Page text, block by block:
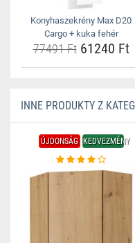
Konyhaszekrény Max D20
Cargo + kuka fehér
77491 Ft61240 Ft
INNE PRODUKTY Z
ÚJDONSÁG KEDVEZMÉNY